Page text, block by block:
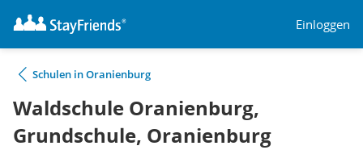
Einloggen
Schulen in Oranienburg
Waldschule Oranienburg,
Grundschule, Oranienburg